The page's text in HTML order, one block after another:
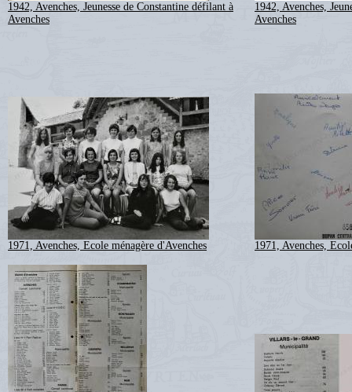
1942, Avenches, Jeunesse de Constantine défilant à
Avenches
1942, Avenches,
Avenches
1971, Avenches, Ecole ménagère d'Avenches 1971, Avenches,